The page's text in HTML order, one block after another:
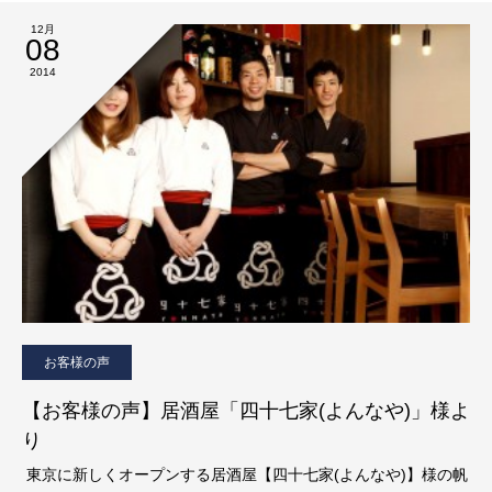
12月
08
2014
お客様の声
【お客様の声】居酒屋「四十七家(よんなや)」様よ
り
東京に新しくオープンする居酒屋【四十七家(よんなや)】様の帆